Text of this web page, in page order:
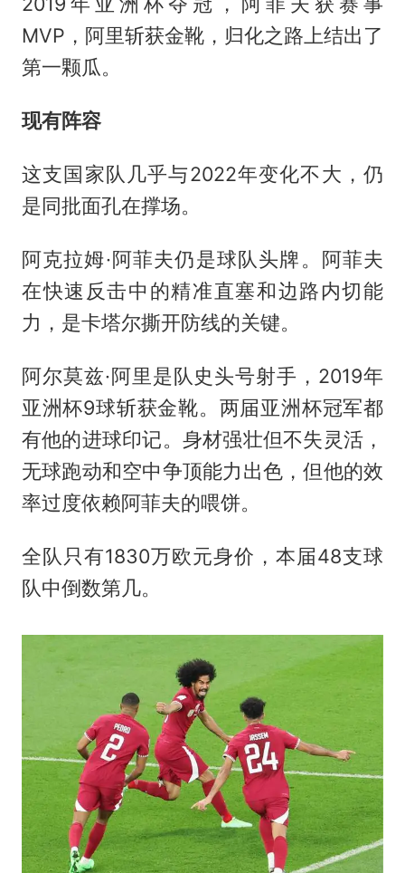
MVP，阿里斩获金靴，归化之路上结出了
第一颗瓜。
现有阵容
这支国家队几乎与2022年变化不大，仍
是同批面孔在撑场。
阿克拉姆·阿菲夫仍是球队头牌。阿菲夫
在快速反击中的精准直塞和边路内切能
力，是卡塔尔撕开防线的关键。
阿尔莫兹·阿里是队史头号射手，2019年
亚洲杯9球斩获金靴。两届亚洲杯冠军都
有他的进球印记。身材强壮但不失灵活，
无球跑动和空中争顶能力出色，但他的效
率过度依赖阿菲夫的喂饼。
全队只有1830万欧元身价，本届48支球
队中倒数第几。